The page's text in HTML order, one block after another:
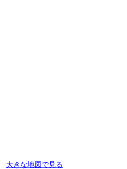
大きな地図で見る